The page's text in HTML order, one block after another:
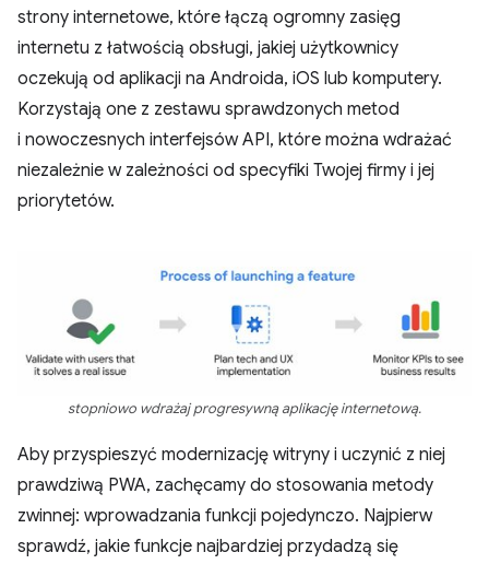
strony internetowe, które łączą ogromny zasięg
internetu z łatwością obsługi, jakiej użytkownicy
oczekują od aplikacji na Androida, iOS lub komputery.
Korzystają one z zestawu sprawdzonych metod
i nowoczesnych interfejsów API, które można wdrażać
niezależnie w zależności od specyfiki Twojej firmy i jej
priorytetów.
stopniowo wdrażaj progresywną aplikację internetową.
Aby przyspieszyć modernizację witryny i uczynić z niej
prawdziwą PWA, zachęcamy do stosowania metody
zwinnej: wprowadzania funkcji pojedynczo. Najpierw
sprawdź, jakie funkcje najbardziej przydadzą się